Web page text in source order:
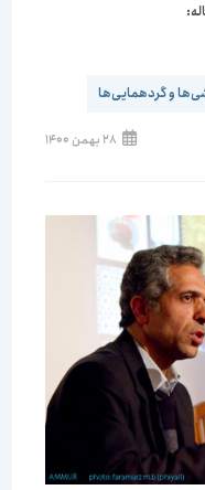
و گردهمایی‌ها
28 بهمن 1400